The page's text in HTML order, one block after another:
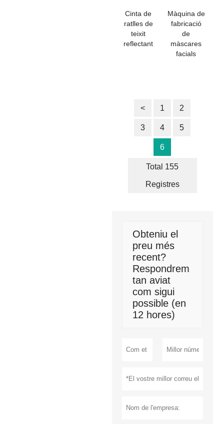
Cinta de
ratlles de
teixit
reflectant
Màquina de
fabricació
de
màscares
facials
< 1 2
3 4 5
6
Total 155
Registres
Obteniu el
preu més
recent?
Respondrem
tan aviat
com sigui
possible (en
12 hores)